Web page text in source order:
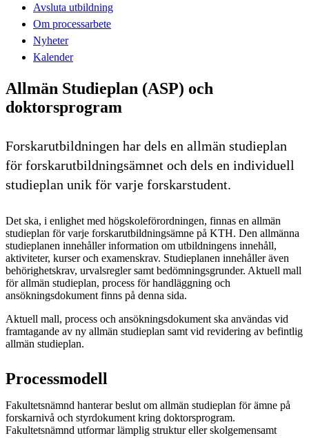
Avsluta utbildning
Om processarbete
Nyheter
Kalender
Allmän Studieplan (ASP) och
doktorsprogram
Forskarutbildningen har dels en allmän studieplan
för forskarutbildningsämnet och dels en individuell
studieplan unik för varje forskarstudent.
Det ska, i enlighet med högskoleförordningen, finnas en allmän
studieplan för varje forskarutbildningsämne på KTH. Den allmänna
studieplanen innehåller information om utbildningens innehåll,
aktiviteter, kurser och examenskrav. Studieplanen innehåller även
behörighetskrav, urvalsregler samt bedömningsgrunder. Aktuell mall
för allmän studieplan, process för handläggning och
ansökningsdokument finns på denna sida.
Aktuell mall, process och ansökningsdokument ska användas vid
framtagande av ny allmän studieplan samt vid revidering av befintlig
allmän studieplan.
Processmodell
Fakultetsnämnd hanterar beslut om allmän studieplan för ämne på
forskarnivå och styrdokument kring doktorsprogram.
Fakultetsnämnd utformar lämplig struktur eller skolgemensamt